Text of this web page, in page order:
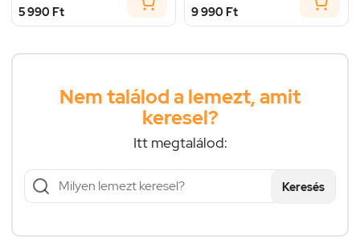
5 990 Ft 9 990 Ft
Nem találod a lemezt, amit
keresel?
Itt megtalálod:
Keresés